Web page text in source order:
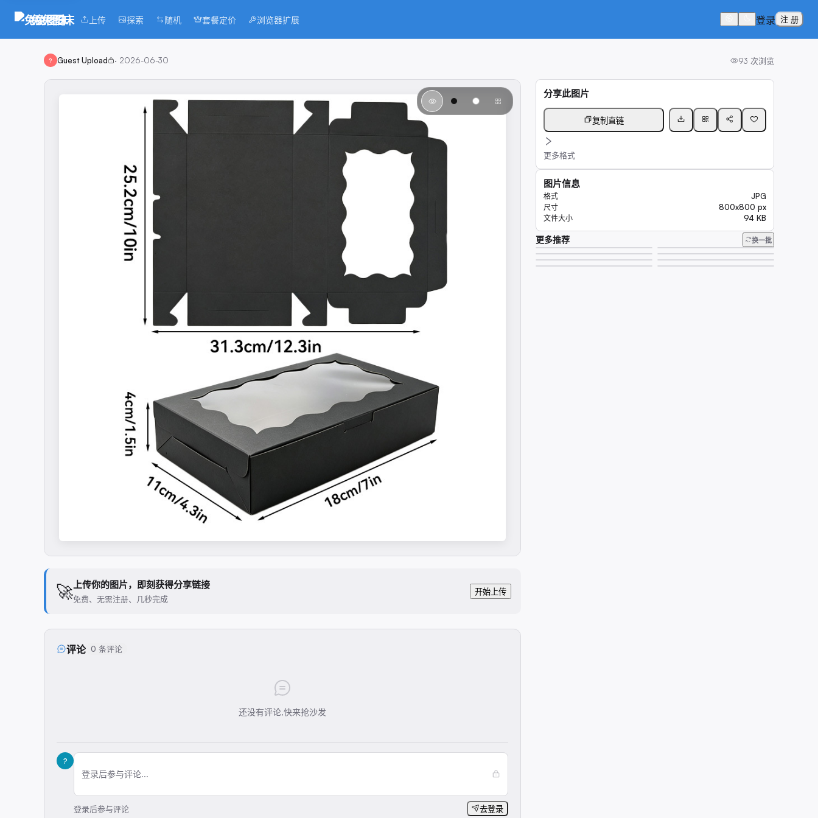
兔兔图床 上传 探索 随机 套餐定价 浏览器扩展 登录 注 册
? Guest Upload · 2026-06-30 93 次浏览
🚀上传你的图片，即刻获得分享链接
免费、无需注册、几秒完成
开始上传
评论 0 条评论
还没有评论,快来抢沙发
?
登录后参与评论...
登录后参与评论 去登录
分享此图片
复制直链
更多格式
图片信息
格式 JPG
尺寸 800x800 px
文件大小 94 KB
更多推荐 换一批